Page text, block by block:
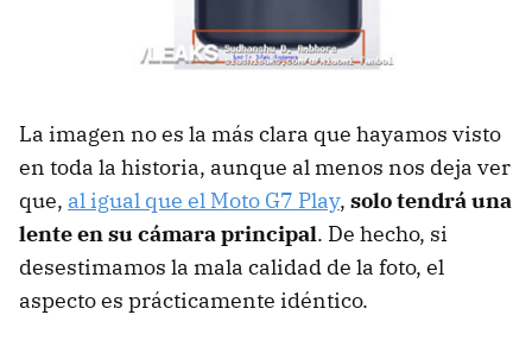
La imagen no es la más clara que hayamos visto
en toda la historia, aunque al menos nos deja ver
que, al igual que el Moto G7 Play, solo tendrá una
lente en su cámara principal. De hecho, si
desestimamos la mala calidad de la foto, el
aspecto es prácticamente idéntico.